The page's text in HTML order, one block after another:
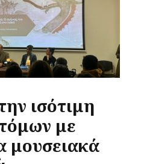
ισότιμη
με
μουσειακά